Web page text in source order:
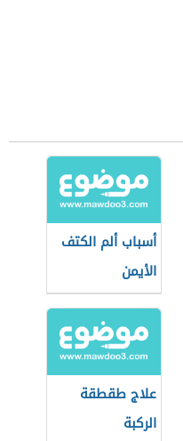
أسباب ألم الكتف
الأيمن
علاج طقطقة
الركبة